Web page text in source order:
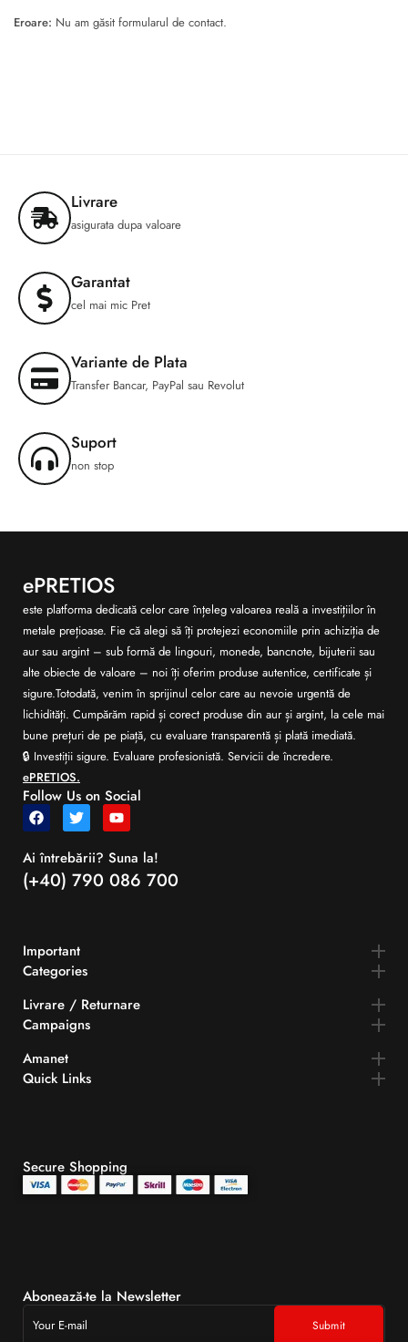
Eroare: Nu am găsit formularul de contact.
Livrare
asigurata dupa valoare
Garantat
cel mai mic Pret
Variante de Plata
Transfer Bancar, PayPal sau Revolut
Suport
non stop
ePRETIOS
este platforma dedicată celor care înțeleg valoarea reală a investițiilor în
metale prețioase. Fie că alegi să îți protejezi economiile prin achiziția de
aur sau argint – sub formă de lingouri, monede, bancnote, bijuterii sau
alte obiecte de valoare – noi îți oferim produse autentice, certificate și
sigure.Totodată, venim în sprijinul celor care au nevoie urgentă de
lichidități. Cumpărăm rapid și corect produse din aur și argint, la cele mai
bune prețuri de pe piață, cu evaluare transparentă și plată imediată.
🔒 Investiții sigure. Evaluare profesionistă. Servicii de încredere.
ePRETIOS.
Follow Us on Social
Ai întrebării? Suna la!
(+40) 790 086 700
Important
Categories
Livrare / Returnare
Campaigns
Amanet
Quick Links​
Secure Shopping
Abonează-te la Newsletter